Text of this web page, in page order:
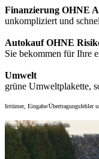
Finanzierung OHNE
unkompliziert und
Autokauf OHNE
Sie bekommen für Ihre
Umwelt
grüne Umweltplakette,
Irrtümer, Eingabe/Übertragungsfehler